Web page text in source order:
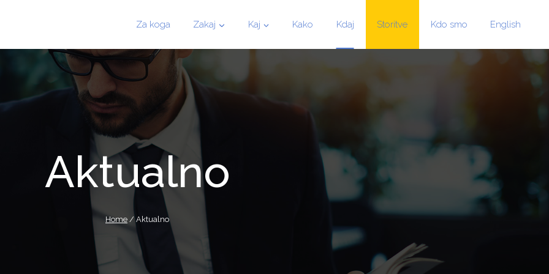
Za koga Zakaj Kaj Kako Kdaj Storitve Kdo smo English
Aktualno
Home / Aktualno